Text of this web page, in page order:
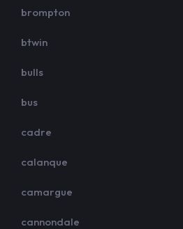
brompton
btwin
bulls
bus
cadre
calanque
camargue
cannondale